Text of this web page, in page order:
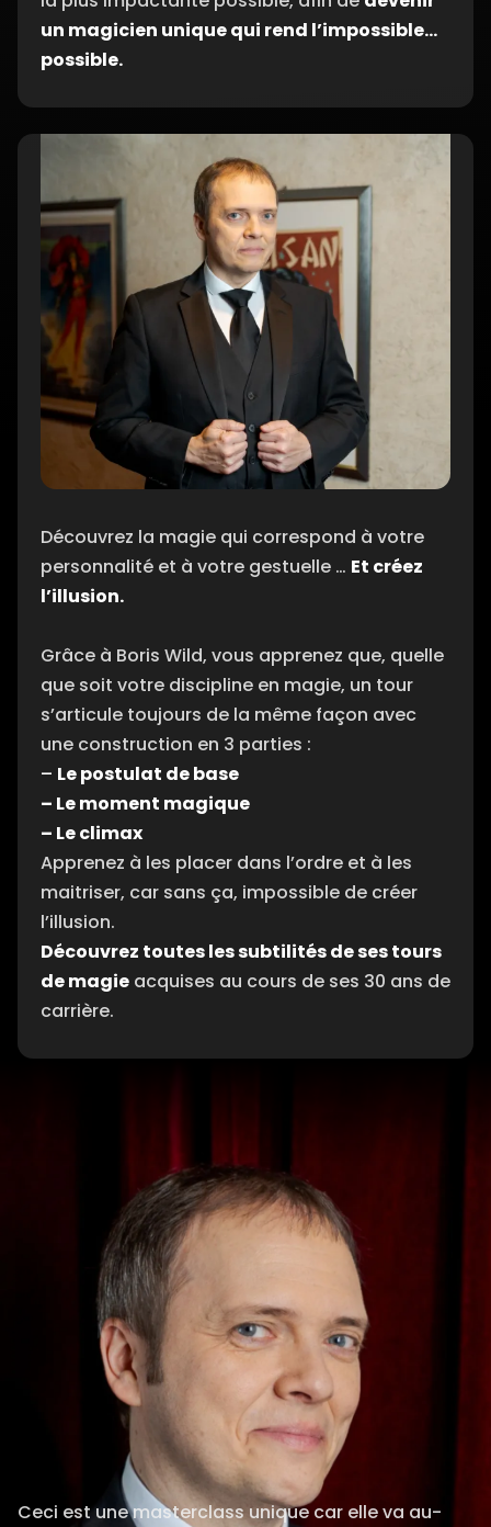
un magicien unique qui rend l’impossible…
possible.
Découvrez la magie qui correspond à votre
personnalité et à votre gestuelle … Et créez
l’illusion.
Grâce à Boris Wild, vous apprenez que, quelle
que soit votre discipline en magie, un tour
s’articule toujours de la même façon avec
une construction en 3 parties :
– Le postulat de base
– Le moment magique
– Le climax
Apprenez à les placer dans l’ordre et à les
maitriser, car sans ça, impossible de créer
l’illusion.
Découvrez toutes les subtilités de ses tours
de magie acquises au cours de ses 30 ans de
carrière.
Ceci est une masterclass unique car elle va au-